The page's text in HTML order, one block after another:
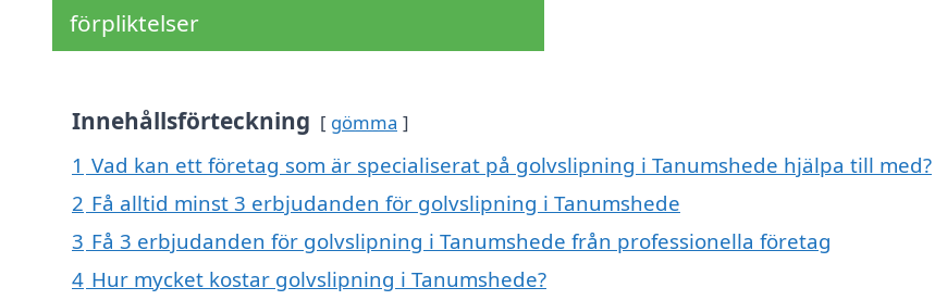
förpliktelser
Innehållsförteckning gömma
1 Vad kan ett företag som är specialiserat på golvslipning i Tanumshede hjälpa till med?
2 Få alltid minst 3 erbjudanden för golvslipning i Tanumshede
3 Få 3 erbjudanden för golvslipning i Tanumshede från professionella företag
4 Hur mycket kostar golvslipning i Tanumshede?